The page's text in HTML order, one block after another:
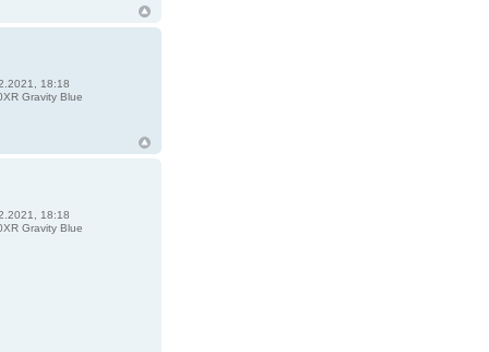
18:18
Gravity Blue
18:18
Gravity Blue